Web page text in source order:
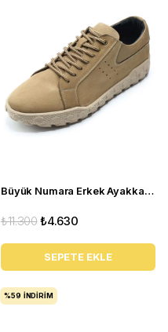
Büyük Numara Erkek Ayakkabı GOM8013 Kum
₺4.630
₺11.300
SEPETE EKLE
%59 İNDIRIM